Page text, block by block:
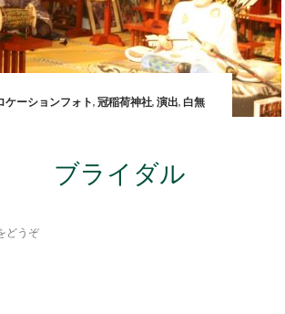
ケーションフォト, 冠稲荷神社, 演出, 白無
イダル
どうぞ